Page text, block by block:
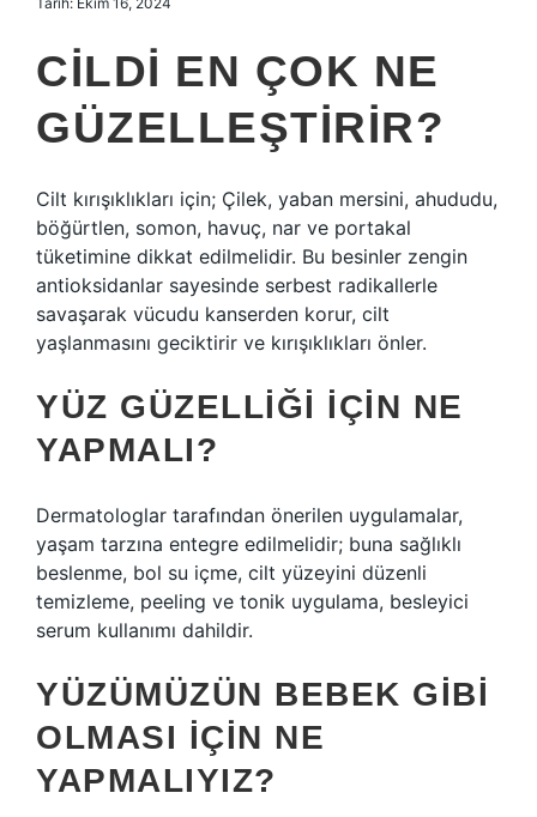
CILDI EN ÇOK NE
GÜZELLEŞTIRIR?
Cilt kırışıklıkları için; Çilek, yaban mersini, ahududu,
böğürtlen, somon, havuç, nar ve portakal
tüketimine dikkat edilmelidir. Bu besinler zengin
antioksidanlar sayesinde serbest radikallerle
savaşarak vücudu kanserden korur, cilt
yaşlanmasını geciktirir ve kırışıklıkları önler.
YÜZ GÜZELLIĞI IÇIN NE
YAPMALI?
Dermatologlar tarafından önerilen uygulamalar,
yaşam tarzına entegre edilmelidir; buna sağlıklı
beslenme, bol su içme, cilt yüzeyini düzenli
temizleme, peeling ve tonik uygulama, besleyici
serum kullanımı dahildir.
YÜZÜMÜZÜN BEBEK GIBI
OLMASI IÇIN NE
YAPMALIYIZ?